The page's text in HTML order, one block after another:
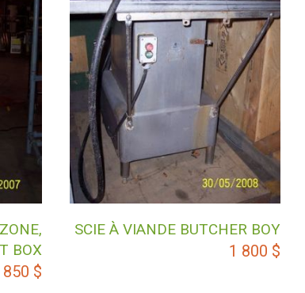
BOX
850 $
SCIE À VIANDE BUTCHER BOY
1 800 $